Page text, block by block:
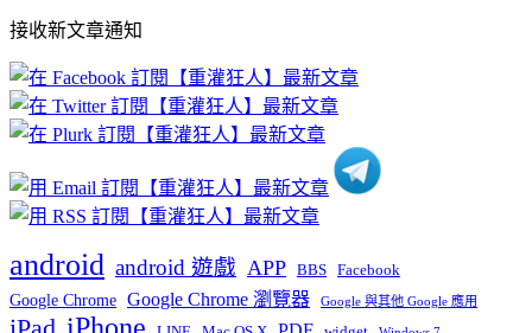
文
章
分
類
接收新文章通知
android android 遊戲 APP BBS Facebook
Google Chrome Google Chrome 瀏覽器 Google 與其他 Google 應用
iPhone